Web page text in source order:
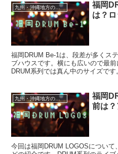
九州・沖縄地方のライブハウス
福岡
は？
福岡DRUM Be-1は、段差が多くス
ブハウスです。横にも広いので最
DRUM系列では真ん中のサイズです
九州・沖縄地方のライブハウス
福岡
前は？
今回は福岡DRUM LOGOSについ